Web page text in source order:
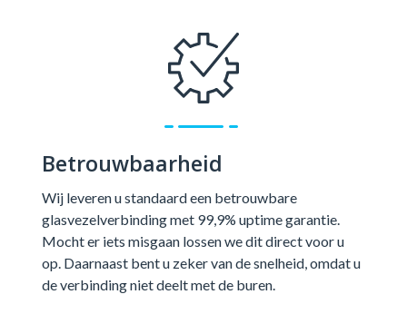
Betrouwbaarheid
Wij leveren u standaard een betrouwbare
glasvezelverbinding met 99,9% uptime garantie.
Mocht er iets misgaan lossen we dit direct voor u
op. Daarnaast bent u zeker van de snelheid, omdat u
de verbinding niet deelt met de buren.